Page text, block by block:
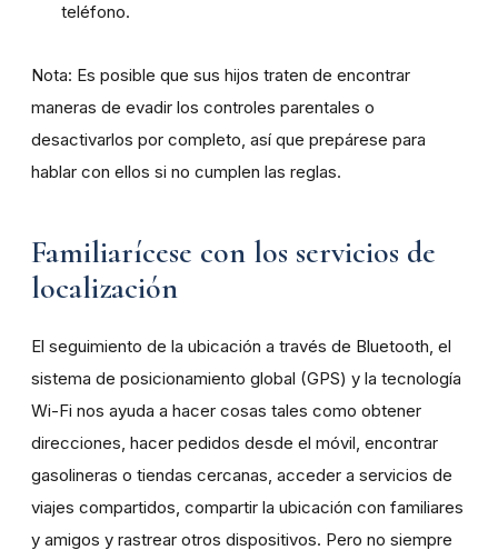
teléfono.
Nota: Es posible que sus hijos traten de encontrar
maneras de evadir los controles parentales o
desactivarlos por completo, así que prepárese para
hablar con ellos si no cumplen las reglas.
Familiarícese con los servicios de
localización
El seguimiento de la ubicación a través de Bluetooth, el
sistema de posicionamiento global (GPS) y la tecnología
Wi-Fi nos ayuda a hacer cosas tales como obtener
direcciones, hacer pedidos desde el móvil, encontrar
gasolineras o tiendas cercanas, acceder a servicios de
viajes compartidos, compartir la ubicación con familiares
y amigos y rastrear otros dispositivos. Pero no siempre